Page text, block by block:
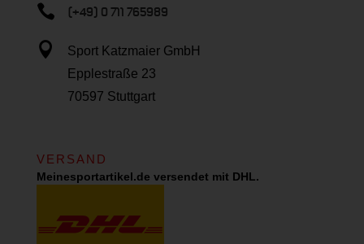
 (+49) 0 711 765989

Sport Katzmaier GmbH
Epplestraße 23
70597 Stuttgart
VERSAND
Meinesportartikel.de versendet mit DHL.